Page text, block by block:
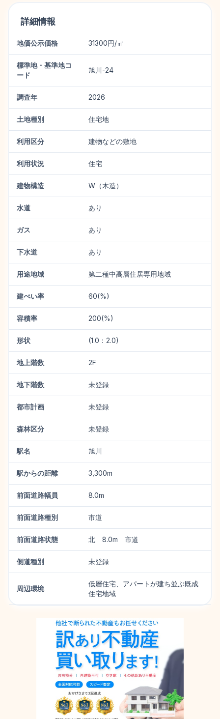
詳細情報
地価公示価格 31300円/㎡
標準地・基準地コ
ード
旭川-24
調査年 2026
土地種別 住宅地
利用区分 建物などの敷地
利用状況 住宅
建物構造 W（木造）
水道 あり
ガス あり
下水道 あり
用途地域 第二種中高層住居専用地域
建ぺい率 60(%)
容積率 200(%)
形状 (1.0：2.0)
地上階数 2F
地下階数 未登録
都市計画 未登録
森林区分 未登録
駅名 旭川
駅からの距離 3,300m
前面道路幅員 8.0m
前面道路種別 市道
前面道路状態 北 8.0m 市道
側道種別 未登録
周辺環境
低層住宅、アパートが建ち並ぶ既成
住宅地域